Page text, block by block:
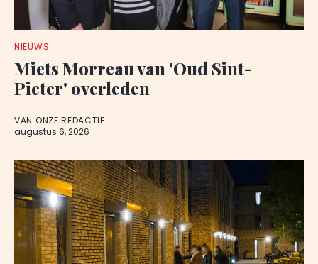
NIEUWS
Miets Morreau van 'Oud Sint-
Pieter' overleden
VAN ONZE REDACTIE
augustus 6, 2026